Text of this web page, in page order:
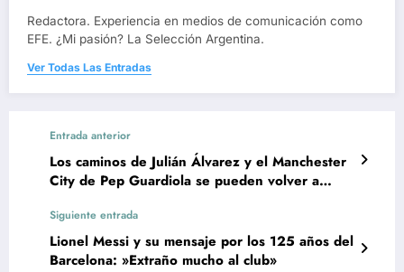
Redactora. Experiencia en medios de comunicación como
EFE. ¿Mi pasión? La Selección Argentina.
Ver Todas Las Entradas
Entrada anterior
Los caminos de Julián Álvarez y el Manchester
City de Pep Guardiola se pueden volver a
Siguiente entrada
Lionel Messi y su mensaje por los 125 años del
Barcelona: »Extraño mucho al club»